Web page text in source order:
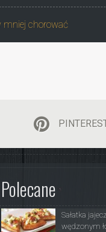
mniej chorować
Polecane
Sałatka
wędzonym